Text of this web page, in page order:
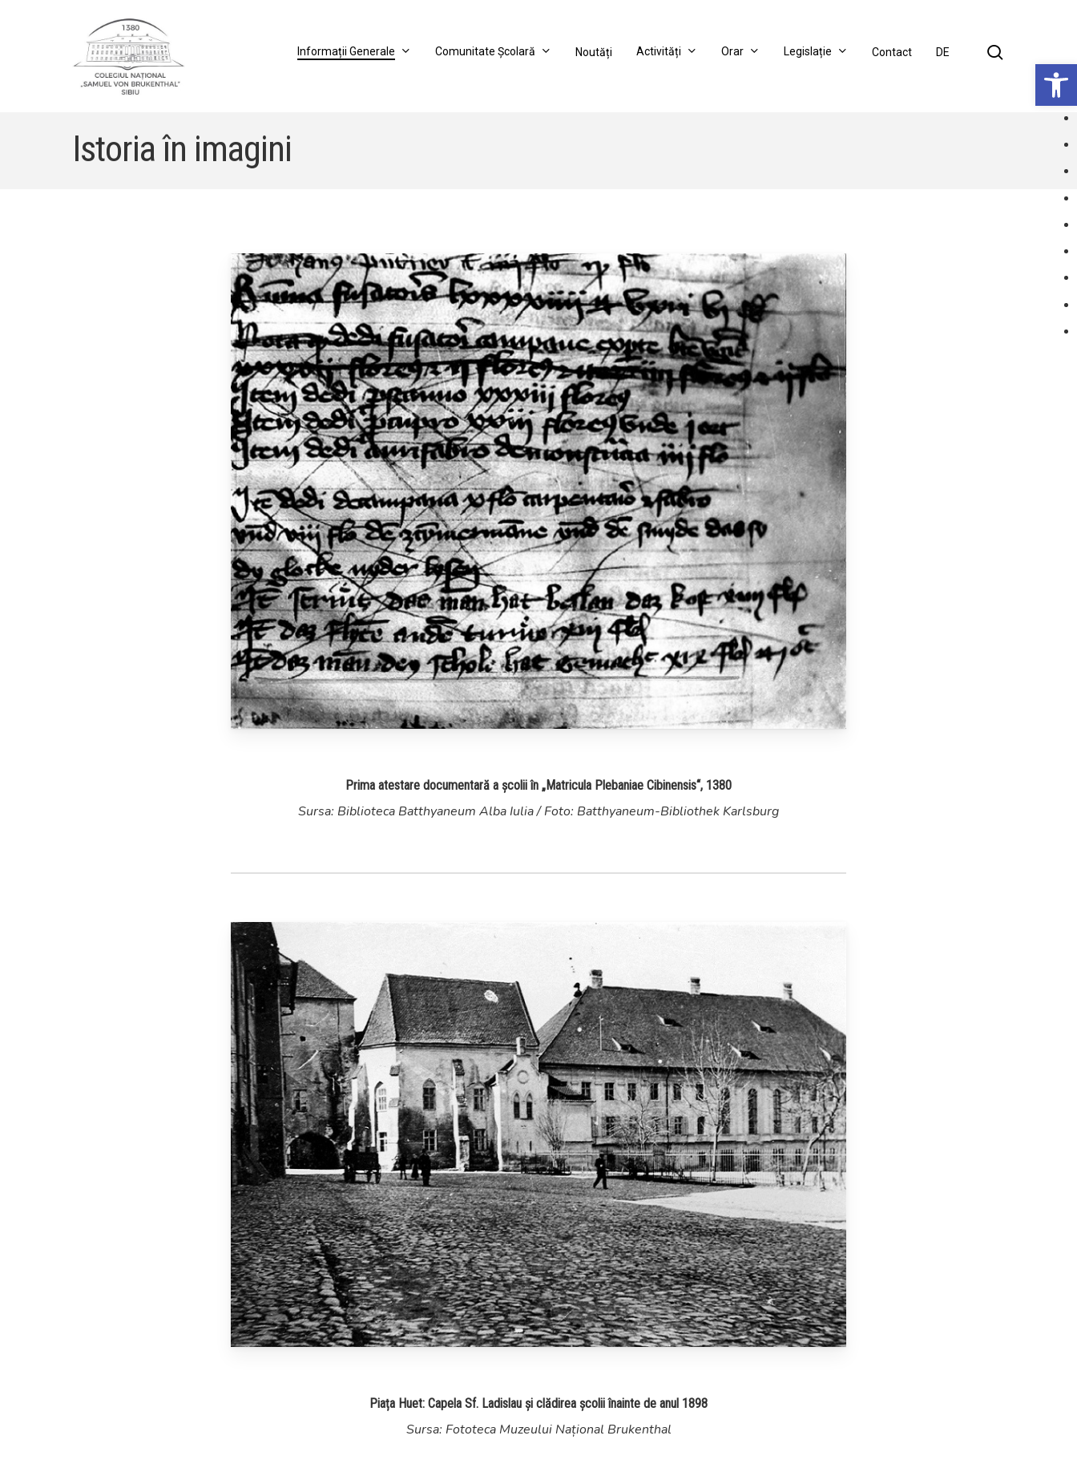
Deschide
Apasă Enter pentru a căuta sau ESC pentru a închide
Informații Generale Comunitate Școlară Noutăți Activități Orar Legislație Contact DE
Istoria în imagini
Prima atestare documentară a școlii în „Matricula Plebaniae Cibinensis“, 1380
Sursa: Biblioteca Batthyaneum Alba Iulia / Foto: Batthyaneum-Bibliothek Karlsburg
Piața Huet: Capela Sf. Ladislau și clădirea școlii înainte de anul 1898
Sursa: Fototeca Muzeului Național Brukenthal